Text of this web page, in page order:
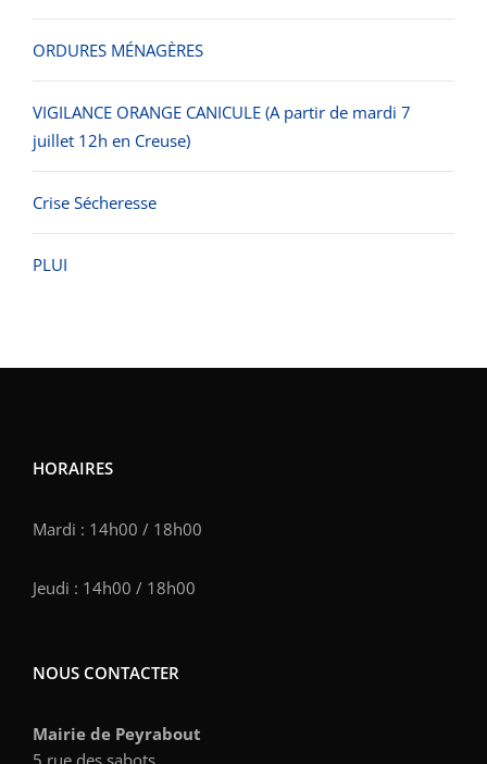
ORDURES MÉNAGÈRES
VIGILANCE ORANGE CANICULE (A partir de mardi 7
juillet 12h en Creuse)
Crise Sécheresse
PLUI
HORAIRES
Mardi : 14h00 / 18h00
Jeudi : 14h00 / 18h00
NOUS CONTACTER
Mairie de Peyrabout
5 rue des sabots